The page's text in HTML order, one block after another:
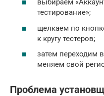
выбираем
тестирование»;
щелкаем по
к кругу тестеров;
затем переходим
меняем свой
Проблема